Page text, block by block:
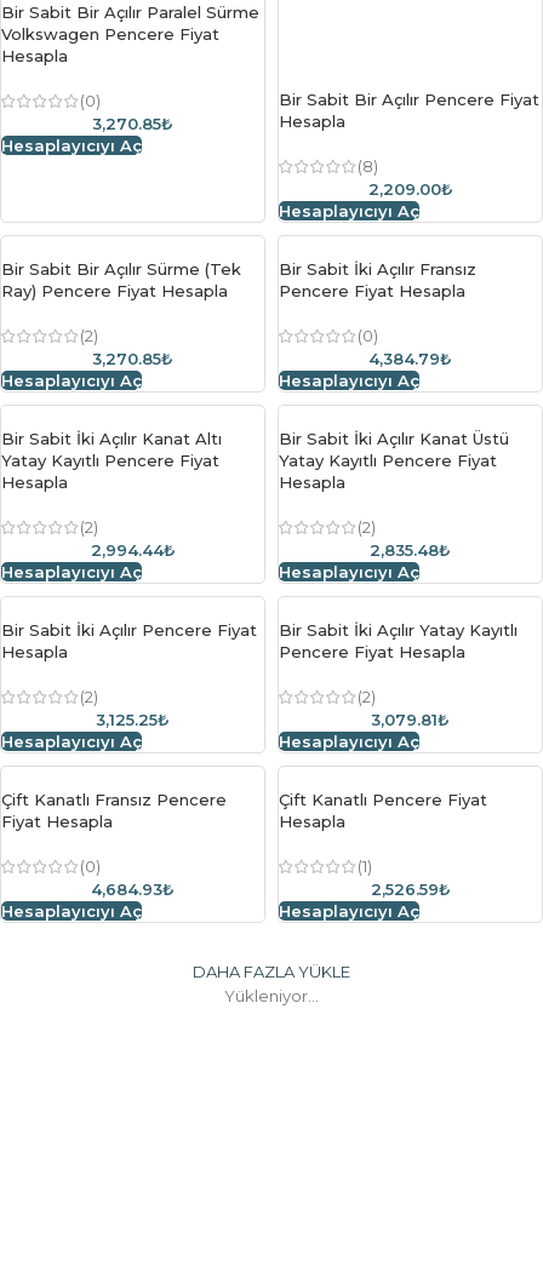
Bir Sabit Bir Açılır Paralel Sürme
Volkswagen Pencere Fiyat
Hesapla
(0)
3,270.85₺
Hesaplayıcıyı Aç
Bir Sabit Bir Açılır Pencere Fiyat
Hesapla
(8)
2,209.00₺
Hesaplayıcıyı Aç
Bir Sabit Bir Açılır Sürme (Tek
Ray) Pencere Fiyat Hesapla
(2)
3,270.85₺
Hesaplayıcıyı Aç
Bir Sabit İki Açılır Fransız
Pencere Fiyat Hesapla
(0)
4,384.79₺
Hesaplayıcıyı Aç
Bir Sabit İki Açılır Kanat Altı
Yatay Kayıtlı Pencere Fiyat
Hesapla
(2)
2,994.44₺
Hesaplayıcıyı Aç
Bir Sabit İki Açılır Kanat Üstü
Yatay Kayıtlı Pencere Fiyat
Hesapla
(2)
2,835.48₺
Hesaplayıcıyı Aç
Bir Sabit İki Açılır Pencere Fiyat
Hesapla
(2)
3,125.25₺
Hesaplayıcıyı Aç
Bir Sabit İki Açılır Yatay Kayıtlı
Pencere Fiyat Hesapla
(2)
3,079.81₺
Hesaplayıcıyı Aç
Çift Kanatlı Fransız Pencere
Fiyat Hesapla
(0)
4,684.93₺
Hesaplayıcıyı Aç
Çift Kanatlı Pencere Fiyat
Hesapla
(1)
2,526.59₺
Hesaplayıcıyı Aç
DAHA FAZLA YÜKLE
Yükleniyor...